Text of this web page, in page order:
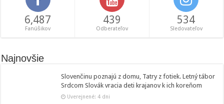
6,487
Fanúšikov
439
Odberateľov
534
Sledovateľov
Najnovšie
Slovenčinu poznajú z domu, Tatry z fotiek. Letný tábor
Srdcom Slovák vracia deti krajanov k ich koreňom
Uverejnené: 4 dni